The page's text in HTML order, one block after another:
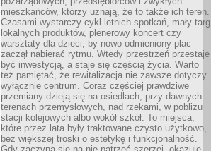
mieszkańców, którzy uznają, że to także ich teren.
Czasami wystarczy cykl letnich spotkań, mały targ
lokalnych produktów, plenerowy koncert czy
warsztaty dla dzieci, by nowo odmieniony plac
zaczął nabierać rytmu. Wtedy przestrzeń przestaje
być inwestycją, a staje się częścią życia. Warto
też pamiętać, że rewitalizacja nie zawsze dotyczy
wyłącznie centrum. Coraz częściej prawdziwe
przemiany dzieją się na osiedlach, przy dawnych
terenach przemysłowych, nad rzekami, w pobliżu
stacji kolejowych albo wokół szkół. To miejsca,
które przez lata były traktowane czysto użytkowo,
bez większej troski o estetykę i funkcjonalność.